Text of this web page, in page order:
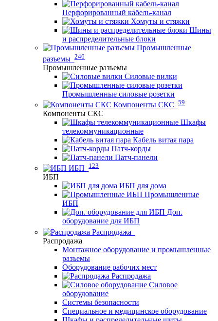
Перфорированный кабель-канал
Хомуты и стяжки
Шины
и распределительные блоки
Промышленные
разъемы 246
Промышленные разъемы
Силовые вилки
Промышленные силовые розетки
Компоненты СКС 59
Компоненты СКС
Шкафы
телекоммуникационные
Кабель витая пара
Патч-корды
Патч-панели
ИБП
123
ИБП
ИБП для дома
Промышленные
ИБП
Доп.
оборудование для ИБП
Распродажа
Распродажа
Монтажное оборудование и промышленные
разъемы
Оборудование рабочих мест
Распродажа
Силовое
оборудование
Системы безопасности
Специальное и медицинское оборудование